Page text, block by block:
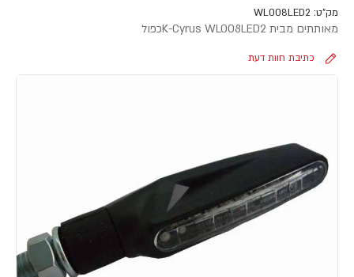
מק"ט: WL008LED2
מאותתים מבית K-Cyrus WL008LED2כפול
כתיבת חוות דעת